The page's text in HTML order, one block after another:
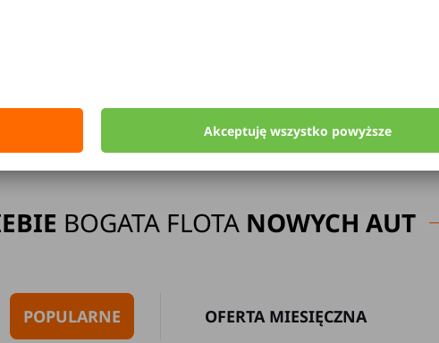
BOGATA FLOTA NOWYCH AUT
POPULARNE OFERTA MIESIĘCZNA
Akceptuję wszystko powyższe